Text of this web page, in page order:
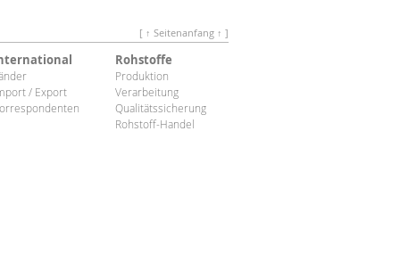
[ ↑ Seitenanfang ↑ ]
/ Export
Rohstoffe
Produktion
Verarbeitung
Qualitätssicherung
Rohstoff-Handel